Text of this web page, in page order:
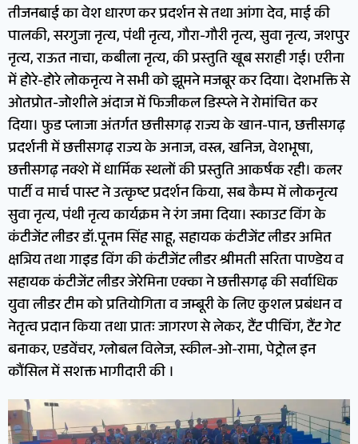
तीजनबाई का वेश धारण कर प्रदर्शन से तथा आंगा देव, माई की
पालकी, सरगुजा नृत्य, पंथी नृत्य, गौरा-गौरी नृत्य, सुवा नृत्य, जशपुर
नृत्य, राऊत नाचा, कबीला नृत्य, की प्रस्तुति खूब सराही गई। एरीना
में होरे-होरे लोकनृत्य ने सभी को झूमने मजबूर कर दिया। देशभक्ति से
ओतप्रोत-जोशीले अंदाज में फिजीकल डिस्प्ले ने रोमांचित कर
दिया। फुड प्लाजा अंतर्गत छत्तीसगढ़ राज्य के खान-पान, छत्तीसगढ़
प्रदर्शनी में छत्तीसगढ़ राज्य के अनाज, वस्त्र, खनिज, वेशभूषा,
छत्तीसगढ़ नक्शे में धार्मिक स्थलों की प्रस्तुति आकर्षक रही। कलर
पार्टी व मार्च पास्ट ने उत्कृष्ट प्रदर्शन किया, सब कैम्प में लोकनृत्य
सुवा नृत्य, पंथी नृत्य कार्यक्रम ने रंग जमा दिया। स्काउट विंग के
कंटीजेंट लीडर डॉ.पूनम सिंह साहू, सहायक कंटीजेंट लीडर अमित
क्षत्रिय तथा गाइड विंग की कंटीजेंट लीडर श्रीमती सरिता पाण्डेय व
सहायक कंटीजेंट लीडर जेरेमिना एक्का ने छत्तीसगढ़ की सर्वाधिक
युवा लीडर टीम को प्रतियोगिता व जम्बूरी के लिए कुशल प्रबंधन व
नेतृत्व प्रदान किया तथा प्रातः जागरण से लेकर, टैंट पीचिंग, टैंट गेट
बनाकर, एडवेंचर, ग्लोबल विलेज, स्कील-ओ-रामा, पेट्रोल इन
कौंसिल में सशक्त भागीदारी की ।